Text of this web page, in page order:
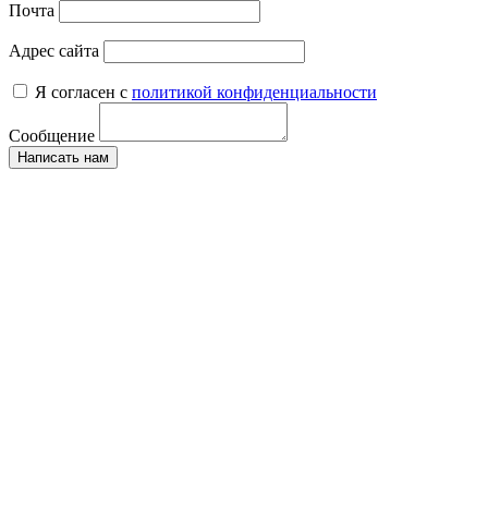
Почта
Адрес сайта
Я согласен с политикой конфиденциальности
Сообщение
Написать нам